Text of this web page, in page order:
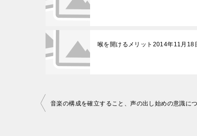
喉を開けるメリット2014年11月18
投音楽の構成を確立すること、声の出し始めの意識に